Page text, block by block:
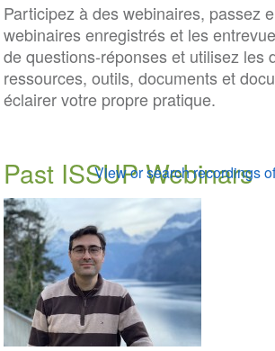
Participez à des webinaires, passez
webinaires enregistrés et les
de questions-réponses et utilisez les
ressources, outils, documents et
éclairer votre propre pratique.
Past ISSUP Webinars
View or search recordings